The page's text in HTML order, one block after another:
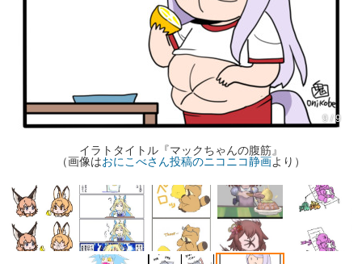
9 / 9
イラトタイトル『マックちゃんの腹筋』
（画像はおにこべさん投稿のニコニコ静画より）